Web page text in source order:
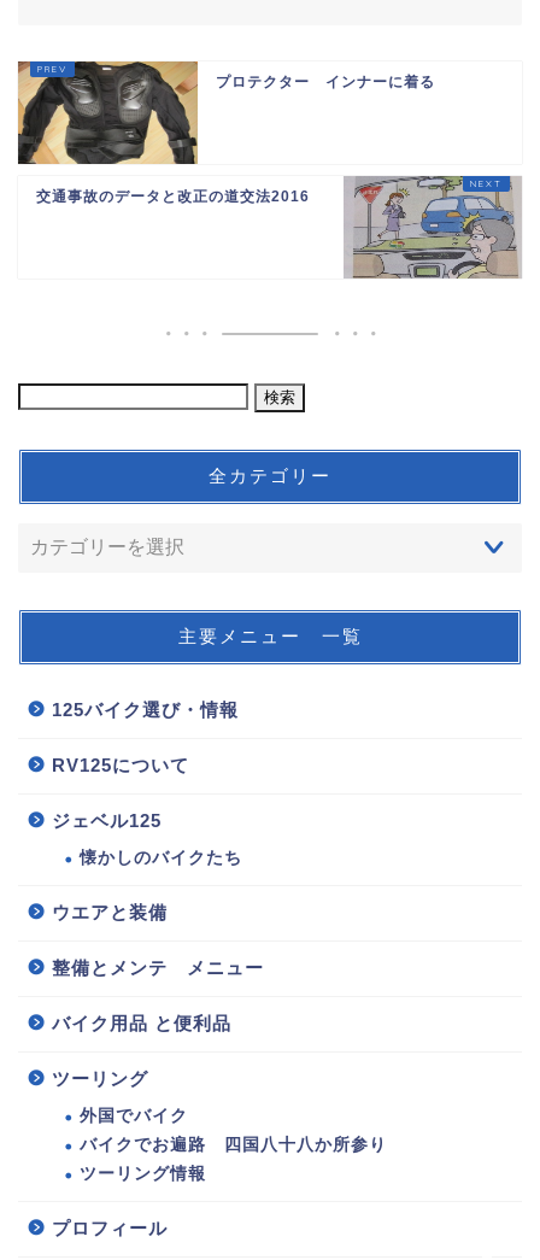
プロテクター インナーに着る
交通事故のデータと改正の道交法2016
全カテゴリー
主要メニュー 一覧
125バイク選び・情報
RV125について
ジェベル125
懐かしのバイクたち
ウエアと装備
整備とメンテ メニュー
バイク用品 と便利品
ツーリング
外国でバイク
バイクでお遍路 四国八十八か所参り
ツーリング情報
プロフィール
125バイク選び・情報
ウエアと装備